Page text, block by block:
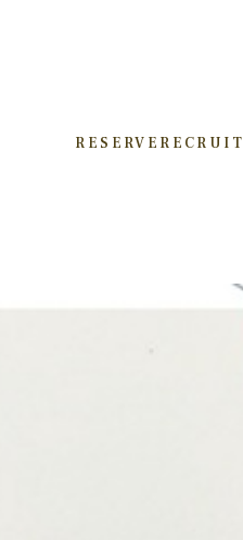
RESERVE RECRUIT